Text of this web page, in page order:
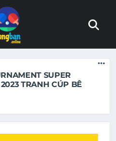
SUPER
TRANH CÚP BÊ